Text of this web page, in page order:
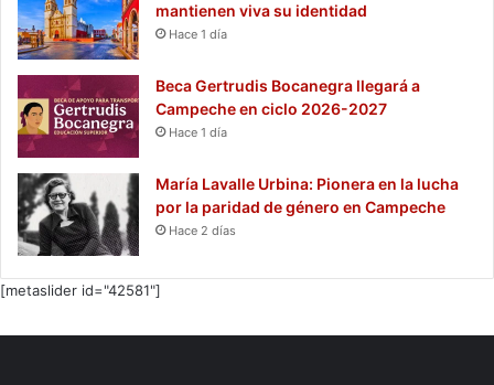
mantienen viva su identidad
Hace 1 día
Beca Gertrudis Bocanegra llegará a
Campeche en ciclo 2026-2027
Hace 1 día
María Lavalle Urbina: Pionera en la lucha
por la paridad de género en Campeche
Hace 2 días
[metaslider id="42581"]